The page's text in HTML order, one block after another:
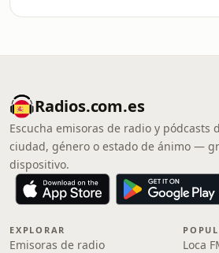
Radios.com.es
Escucha emisoras de radio y pódcasts
ciudad, género o estado de ánimo —
dispositivo.
EXPLORAR
Emisoras de radio
Loca